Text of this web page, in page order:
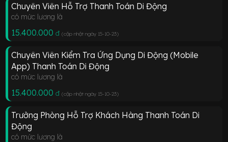
Chuyên Viên Hỗ Trợ Thanh Toán Di Động
có mức lương là
15.400.000 đ (cập nhật ngày 15-10-23)
Chuyên Viên Kiểm Tra Ứng Dụng Di Động (Mobile
App) Thanh Toán Di Động
có mức lương là
15.400.000 đ (cập nhật ngày 15-10-23)
Trưởng Phòng Hỗ Trợ Khách Hàng Thanh Toán Di
Động
có mức lương là